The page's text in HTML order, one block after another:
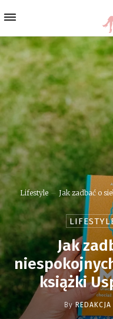
Lifestyle
Jak zadbać o
Jak
książki
By